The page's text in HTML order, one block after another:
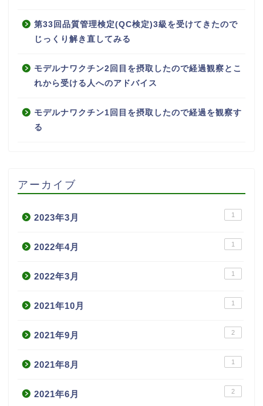
第33回品質管理検定(QC検定)3級を受けてきたので
じっくり解き直してみる
モデルナワクチン2回目を摂取したので経過観察とこ
れから受ける人へのアドバイス
モデルナワクチン1回目を摂取したので経過を観察す
る
アーカイブ
2023年3月 1
2022年4月 1
2022年3月 1
2021年10月 1
2021年9月 2
2021年8月 1
2021年6月 2